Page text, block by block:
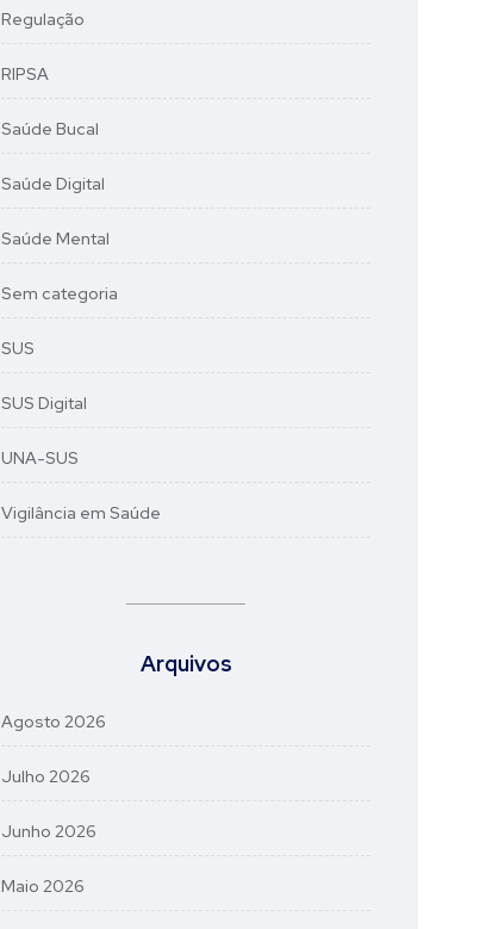
Regulação
RIPSA
Saúde Bucal
Saúde Digital
Saúde Mental
Sem categoria
SUS
SUS Digital
UNA-SUS
Vigilância em Saúde
Arquivos
Agosto 2026
Julho 2026
Junho 2026
Maio 2026